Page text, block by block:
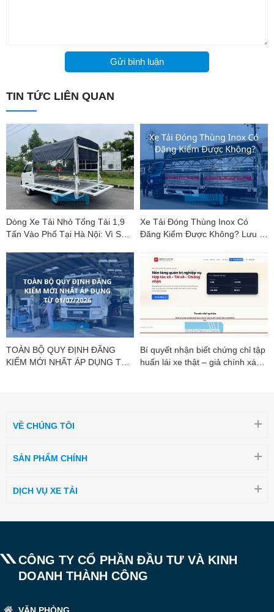
Gửi bình luận
TIN TỨC LIÊN QUAN
Dòng Xe Tải Nhỏ Tổng Tải 1,9
Tấn Vào Phố Tại Hà Nội: Vì Sao
Khúc"?
Xe Tải Đóng Thùng Inox Có
Đăng Kiểm Được Không? Lưu Ý
TOÀN BỘ QUY ĐỊNH ĐĂNG
KIỂM MỚI NHẤT ÁP DỤNG TỪ
Bí quyết nhận biết chứng chỉ tập
huấn lái xe thật – giả chính xác
VỀ CHÚNG TÔI
SẢN PHẨM CHÍNH
DỊCH VỤ XE TẢI
CÔNG TY CỔ PHẦN ĐẦU TƯ VÀ KINH
DOANH THÀNH CÔNG